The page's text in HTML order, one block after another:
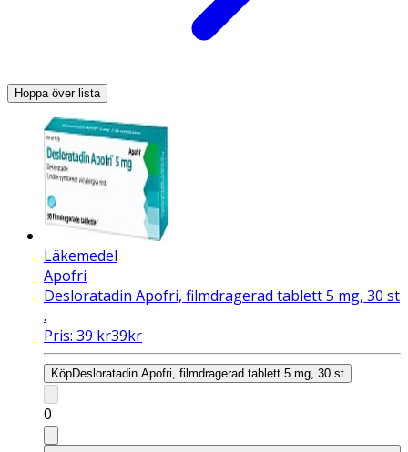
Hoppa över lista
Läkemedel
Apofri
Desloratadin Apofri, filmdragerad tablett 5 mg, 30 st
.
Pris: 39 kr39kr
KöpDesloratadin Apofri, filmdragerad tablett 5 mg, 30 st
0